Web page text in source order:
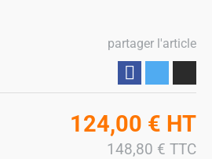
partager l'article
124,00 € HT
148,80 € TTC